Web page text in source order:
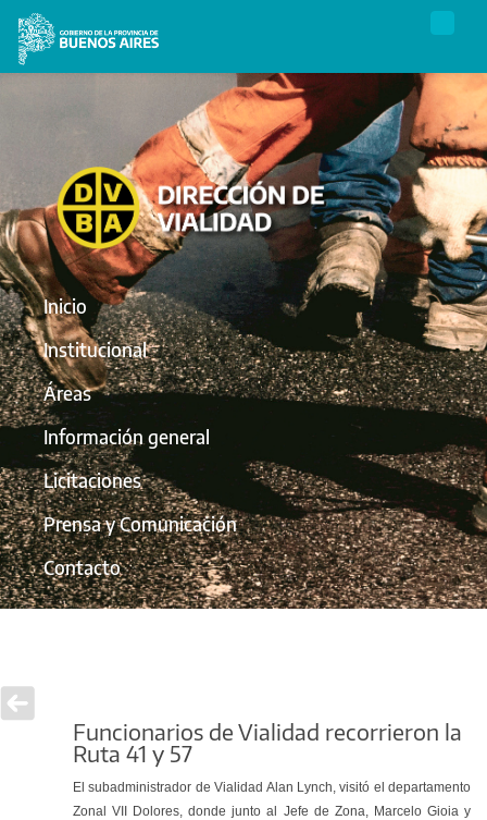
Inicio
Institucional
Áreas
Información general
Licitaciones
Prensa y Comunicación
Contacto
Funcionarios de Vialidad recorrieron la
Ruta 41 y 57
El subadministrador de Vialidad Alan Lynch, visitó el departamento
Zonal VII Dolores, donde junto al Jefe de Zona, Marcelo Gioia y